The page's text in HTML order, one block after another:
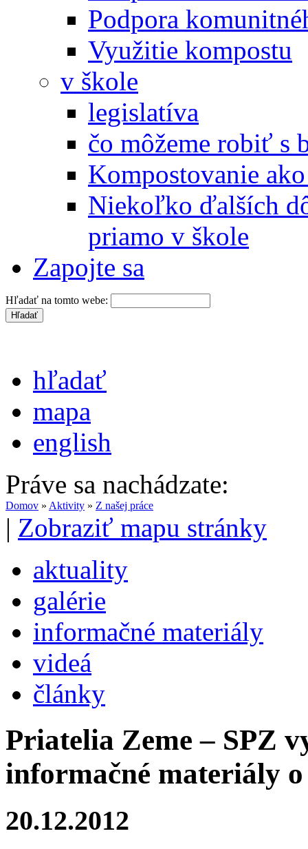
Podpora
Využitie kompostu
v škole
legislatíva
čo môžeme robiť s
Kompostovanie
Niekoľko ďalších
priamo v škole
Zapojte sa
Hľadať na tomto webe:
hľadať
mapa
english
Práve sa nachádzate:
Domov » Aktivity » Z našej práce
| Zobraziť mapu stránky
aktuality
galérie
informačné materiály
videá
články
Priatelia Zeme – SPZ
informačné materiály
20.12.2012